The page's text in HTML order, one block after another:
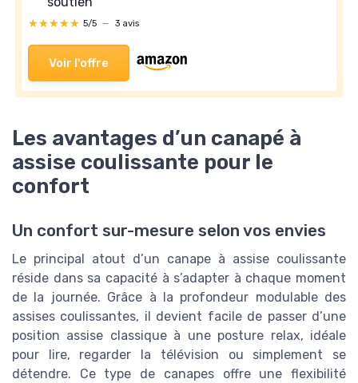
★★★★★
★★★★★ 5/5 — 3 avis
Voir l'offre
Les avantages d’un canapé à
assise coulissante pour le
confort
Un confort sur-mesure selon vos envies
Le principal atout d’un canape à assise coulissante
réside dans sa capacité à s’adapter à chaque moment
de la journée. Grâce à la profondeur modulable des
assises coulissantes, il devient facile de passer d’une
position assise classique à une posture relax, idéale
pour lire, regarder la télévision ou simplement se
détendre. Ce type de canapes offre une flexibilité